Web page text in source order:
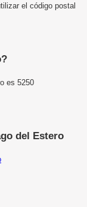
el código postal
es 5250
del Estero